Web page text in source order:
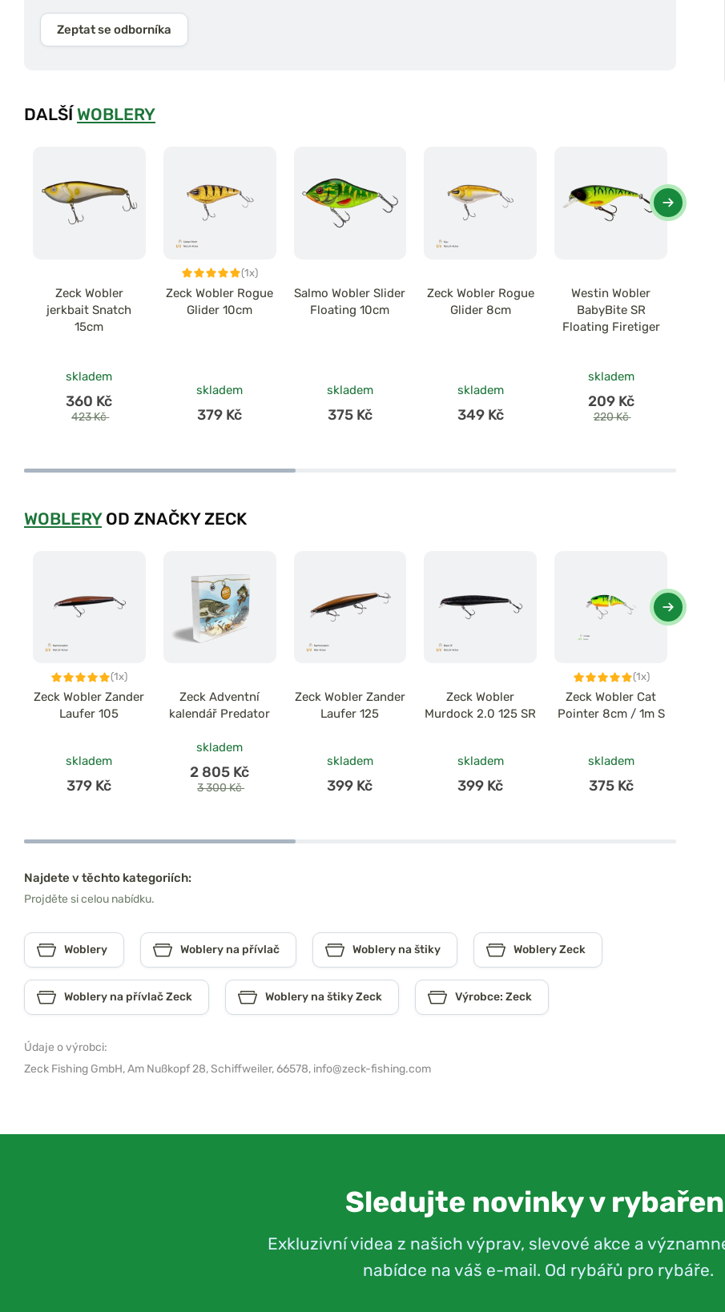
Zeptat se odborníka
DALŠÍ WOBLERY
Zeck Wobler
jerkbait Snatch
15cm
skladem
360 Kč
423 Kč
(1x)
Zeck Wobler Rogue
Glider 10cm
skladem
379 Kč
Salmo Wobler Slider
Floating 10cm
skladem
375 Kč
Zeck Wobler Rogue
Glider 8cm
skladem
349 Kč
Westin Wobler
BabyBite SR
Floating Firetiger
skladem
209 Kč
220 Kč
WOBLERYOD ZNAČKY ZECK
(1x)
Zeck Wobler Zander
Laufer 105
skladem
379 Kč
Zeck Adventní
kalendář Predator
skladem
2 805 Kč
3 300 Kč
Zeck Wobler Zander
Laufer 125
skladem
399 Kč
Zeck Wobler
Murdock 2.0 125 SR
skladem
399 Kč
(1x)
Zeck Wobler Cat
Pointer 8cm / 1m S
skladem
375 Kč
Najdete v těchto kategoriích:
Projděte si celou nabídku.
Woblery Woblery na přívlač Woblery na štiky Woblery Zeck
Woblery na přívlač Zeck Woblery na štiky Zeck Výrobce: Zeck
Údaje o výrobci:
Zeck Fishing GmbH,Am Nußkopf 28, Schiffweiler, 66578, info@zeck-fishing.com
Sledujte novinky v
Exkluzivní videa z našich výprav, slevové akce a
nabídce na váš e-mail. Od rybářů pro rybáře.